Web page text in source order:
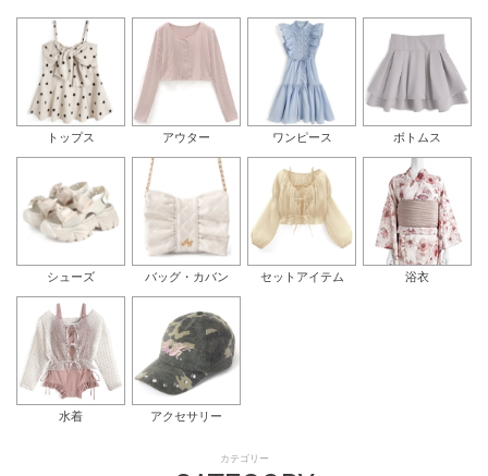
トップス アウター ワンピース ボトムス
シューズ バッグ・カバン セットアイテム 浴衣
水着 アクセサリー
カテゴリー